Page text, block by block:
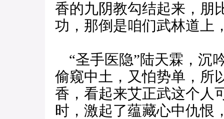
香的九阴教勾结起来，朋
功，那倒是咱们武林道上
“圣手医隐”陆天霖，沉
偷窥中土，又怕势单，所
香，看起来艾正武这个人
时，激起了蕴藏心中仇恨